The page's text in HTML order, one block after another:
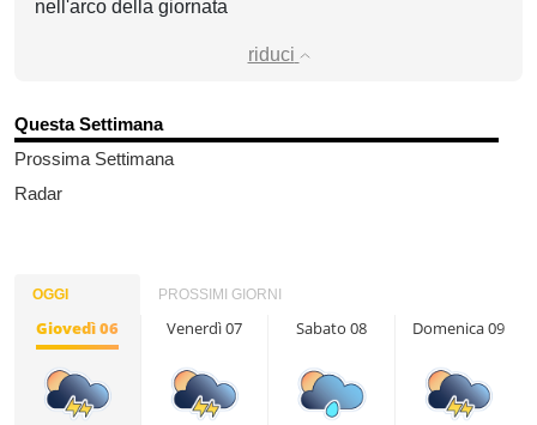
nell'arco della giornata
riduci
Questa Settimana
Prossima Settimana
Radar
OGGI PROSSIMI GIORNI
Giovedì 06 Venerdì 07 Sabato 08 Domenica 09